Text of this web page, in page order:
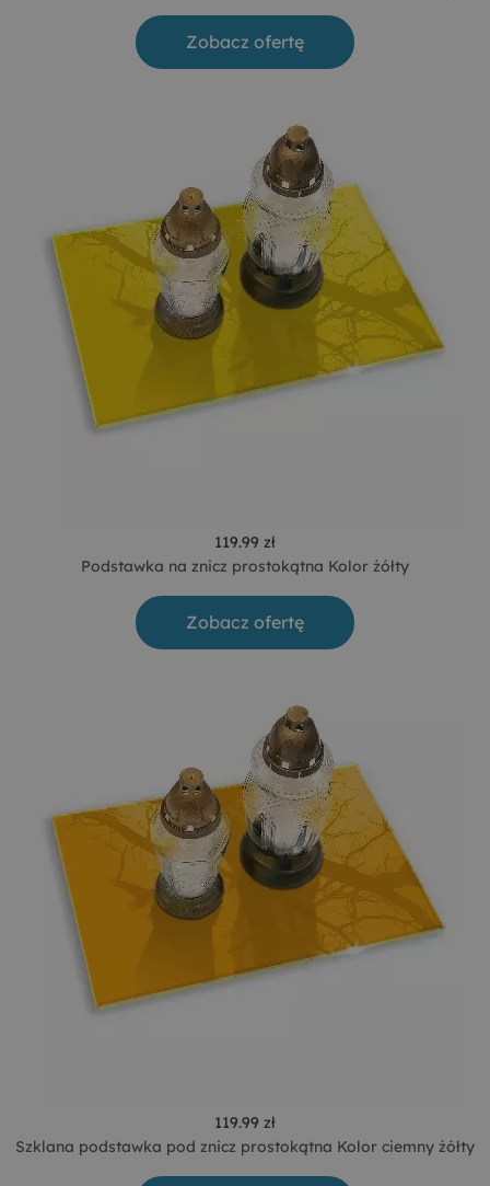
Zobacz ofertę
119.99 zł
Podstawka na znicz prostokątna Kolor żółty
Zobacz ofertę
119.99 zł
Szklana podstawka pod znicz prostokątna Kolor ciemny żółty